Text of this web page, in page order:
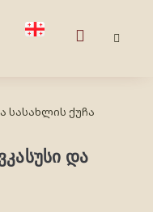
სასახლის ქუჩა
და